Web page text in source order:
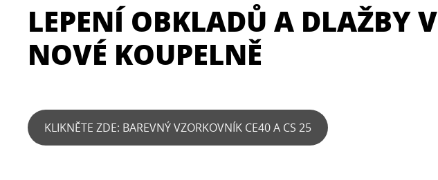
LEPENÍ OBKLADŮ A DLAŽBY V
NOVÉ KOUPELNĚ
KLIKNĚTE ZDE: BAREVNÝ VZORKOVNÍK CE40 A CS 25